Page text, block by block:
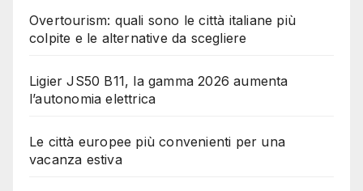
Overtourism: quali sono le città italiane più
colpite e le alternative da scegliere
Ligier JS50 B11, la gamma 2026 aumenta
l’autonomia elettrica
Le città europee più convenienti per una
vacanza estiva